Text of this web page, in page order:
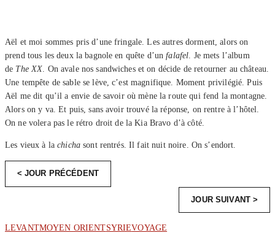
Aël et moi sommes pris d’une fringale. Les autres dorment, alors on
prend tous les deux la bagnole en quête d’unfalafel . Je mets l’album
de The XX . On avale nos sandwiches et on décide de retourner au château.
Une tempête de sable se lève, c’est magnifique. Moment privilégié. Puis
Aël me dit qu’il a envie de savoir où mène la route qui fend la montagne.
Alors on y va. Et puis, sans avoir trouvé la réponse, on rentre à l’hôtel.
On ne volera pas le rétro droit de la Kia Bravo d’à côté.
Les vieux à lachichasont rentrés. Il fait nuit noire. On s’endort.
< JOUR PRÉCÉDENT
JOUR SUIVANT >
LEVANTMOYEN ORIENTSYRIEVOYAGE